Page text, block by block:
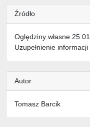
Źródło
Oględziny własne
Uzupełnienie
Autor
Tomasz Barcik